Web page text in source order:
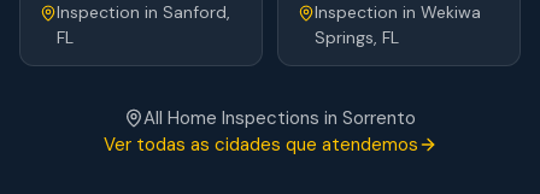
Inspection in Sanford,
FL
Inspection in Wekiwa
Springs, FL
All Home Inspections in Sorrento
Ver todas as cidades que atendemos